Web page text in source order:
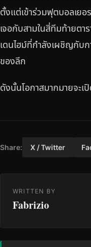
ตั้งแต่เข้าร่วมฟุตบอลเย
เจอกับสามในสี่ทีมท้ายตา
เดนไฮม์ที่กำลังเผชิญกับ
ของลีก
ดังนั้นโอกาสมากมายจะเ
Share: X / Twitter
WRITTEN BY
Fabrizio